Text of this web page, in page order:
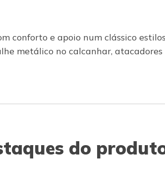
e apoio num clássico
metálico no calcanhar,
do